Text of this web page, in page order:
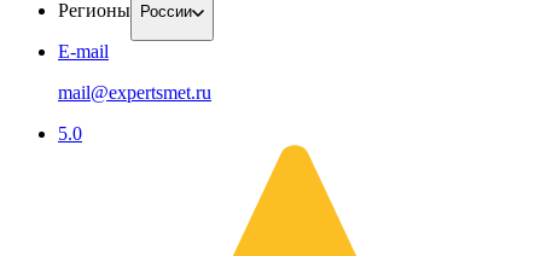
Регионы России
E-mail
mail@expertsmet.ru
5.0